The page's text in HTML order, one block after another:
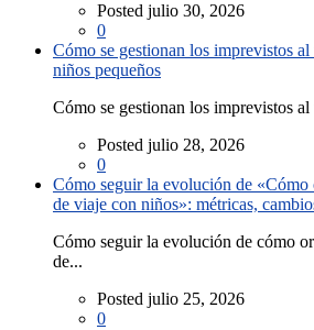
Posted julio 30, 2026
0
Cómo se gestionan los imprevistos
niños pequeños
Cómo se gestionan los imprevistos
Posted julio 28, 2026
0
Cómo seguir la evolución de
de viaje con niños»: métricas,
Cómo seguir la evolución de cómo
de...
Posted julio 25, 2026
0